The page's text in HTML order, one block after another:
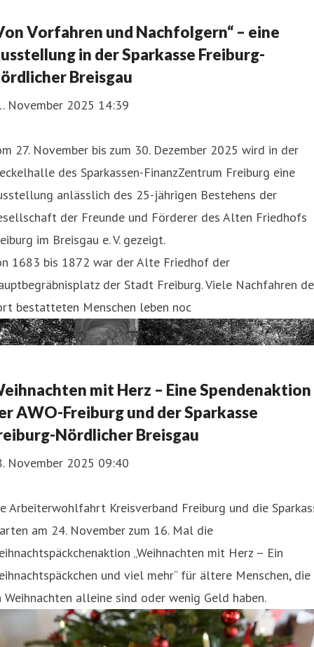
Vorfahren und Nachfolgern“ – eine
in der Sparkasse Freiburg-
Breisgau
November 2025 14:39
27. November bis zum 30. Dezember 2025 wird in der
des Sparkassen-FinanzZentrum Freiburg eine
anlässlich des 25-jährigen Bestehens der
der Freunde und Förderer des Alten Friedhofs
im Breisgau e. V. gezeigt.
1683 bis 1872 war der Alte Friedhof der
der Stadt Freiburg. Viele Nachfahren
bestatteten Menschen leben noc
mit Herz – Eine Spendenaktion
AWO-Freiburg und der Sparkasse
Nördlicher Breisgau
November 2025 09:40
Arbeiterwohlfahrt Kreisverband Freiburg und die
am 24. November zum 16. Mal die
„Weihnachten mit Herz – Ein
und viel mehr“ für ältere Menschen, die
Weihnachten alleine sind oder wenig Geld haben.